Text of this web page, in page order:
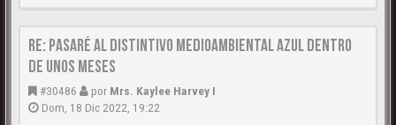
Re: Pasaré al distintivo medioambiental azul dentro
de unos meses
#30486 por Mrs. Kaylee Harvey I
Dom, 18 Dic 2022, 19:22